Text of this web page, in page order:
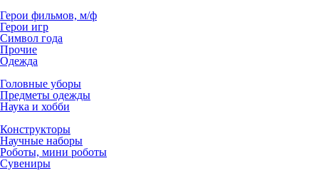
Герои фильмов, м/ф
Герои игр
Символ года
Прочие
Одежда
Головные уборы
Предметы одежды
Наука и хобби
Конструкторы
Научные наборы
Роботы, мини роботы
Сувениры